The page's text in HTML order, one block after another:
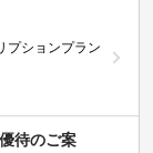
プションプラン
待のご案